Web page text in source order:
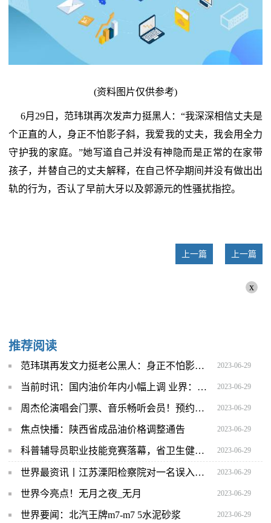
(资料图片仅供参考)
6月29日，范玮琪再次发声力挺黑人：“我深深相信丈夫是
个正直的人，身正不怕影子斜，我爱我的丈夫，我会用全力
守护我的家庭。”她写道自己并没有神隐而是正常的在家带
孩子，并替自己的丈夫解释，在自己怀孕期间并没有做出出
轨的行为，否认了早前大牙以及郭源元的性骚扰指控。
上一篇 上一篇
x
推荐阅读
范玮琪再发文力挺老公黑人：身正不怕影子斜 -焦点热议 2023-06-29
当前时讯：国内油价年内小幅上调 业界：国际油价短期仍以震荡运行为主 2023-06-29
周杰伦演唱会门票、音乐畅听会员！预约中国移动咪咕杰迷狂欢嘉年华直播享重磅惊喜 2023-06-29
焦点快播：陕西省成品油价格调整通告 2023-06-29
科普辅导员职业技能竞赛落幕，省卫生健康委代表队斩获多个奖项 2023-06-29
世界最资讯丨江苏溧阳检察院对一名误入岐途涉嫌诈骗的女大学生作出不起诉决定 2023-06-29
世界今亮点！无月之夜_无月 2023-06-29
世界要闻：北汽王牌m7-m7 5水泥砂浆 2023-06-29